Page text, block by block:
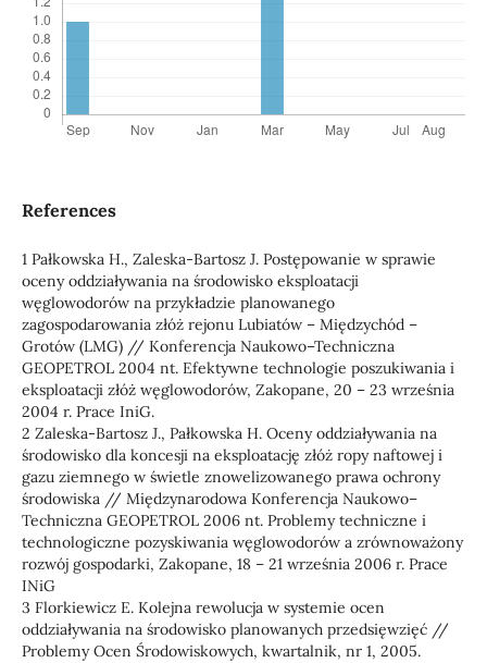
References
1 Pałkowska H., Zaleska-Bartosz J. Postępowanie w sprawie
oceny oddziaływania na środowisko eksploatacji
węglowodorów na przykładzie planowanego
zagospodarowania złóż rejonu Lubiatów – Międzychód –
Grotów (LMG) // Konferencja Naukowo–Techniczna
GEOPETROL 2004 nt. Efektywne technologie poszukiwania i
eksploatacji złóż węglowodorów, Zakopane, 20 – 23 września
2004 r. Prace IniG.
2 Zaleska-Bartosz J., Pałkowska H. Oceny oddziaływania na
środowisko dla koncesji na eksploatację złóż ropy naftowej i
gazu ziemnego w świetle znowelizowanego prawa ochrony
środowiska // Międzynarodowa Konferencja Naukowo–
Techniczna GEOPETROL 2006 nt. Problemy techniczne i
technologiczne pozyskiwania węglowodorów a zrównoważony
rozwój gospodarki, Zakopane, 18 – 21 września 2006 r. Prace
INiG
3 Florkiewicz E. Kolejna rewolucja w systemie ocen
oddziaływania na środowisko planowanych przedsięwzięć //
Problemy Ocen Środowiskowych, kwartalnik, nr 1, 2005.